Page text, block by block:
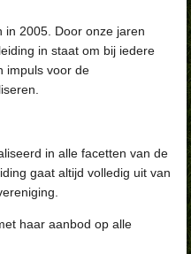
in 2005. Door onze jaren
in staat om bij iedere
impuls voor de
in alle facetten van de
gaat altijd volledig uit van
haar aanbod op alle